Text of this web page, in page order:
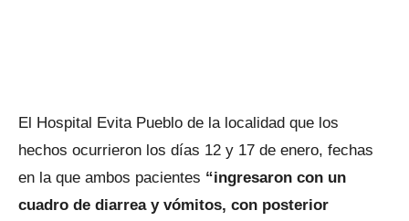
El Hospital Evita Pueblo de la localidad que los
hechos ocurrieron los días 12 y 17 de enero, fechas
en la que ambos pacientes “ingresaron con un
cuadro de diarrea y vómitos, con posterior